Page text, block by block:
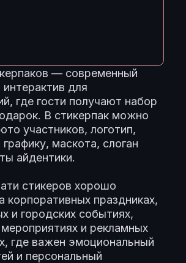
— современный
интерактив для
где гости получают набор
В стикерпак можно
участников, логотип,
маскота, слоган
айдентики.
стикеров хорошо
корпоративных праздниках,
и городских событиях,
мероприятиях и рекламных
где важен эмоциональный
и персональный